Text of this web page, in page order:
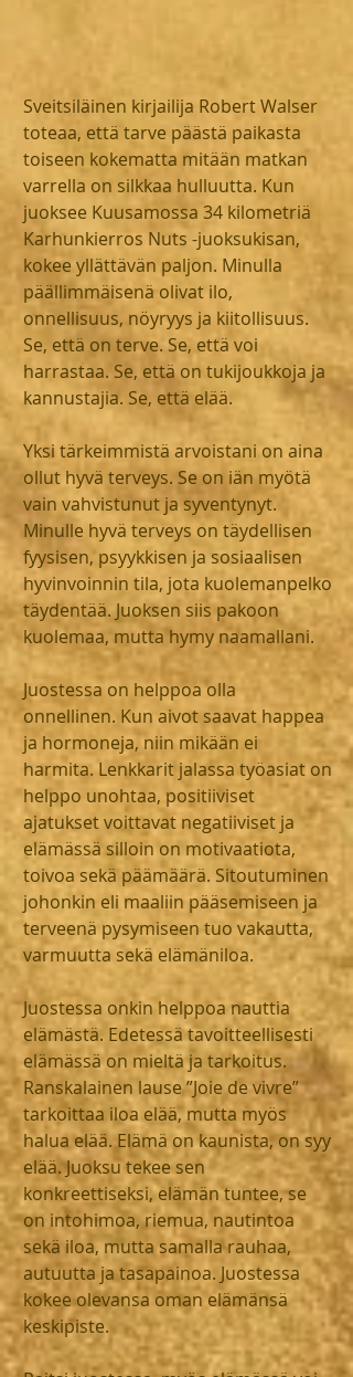
Sveitsiläinen kirjailija Robert Walser
toteaa, että tarve päästä paikasta
toiseen kokematta mitään matkan
varrella on silkkaa hulluutta. Kun
juoksee Kuusamossa 34 kilometriä
Karhunkierros Nuts -juoksukisan,
kokee yllättävän paljon. Minulla
päällimmäisenä olivat ilo,
onnellisuus, nöyryys ja kiitollisuus.
Se, että on terve. Se, että voi
harrastaa. Se, että on tukijoukkoja ja
kannustajia. Se, että elää.
Yksi tärkeimmistä arvoistani on aina
ollut hyvä terveys. Se on iän myötä
vain vahvistunut ja syventynyt.
Minulle hyvä terveys on täydellisen
fyysisen, psyykkisen ja sosiaalisen
hyvinvoinnin tila, jota kuolemanpelko
täydentää. Juoksen siis pakoon
kuolemaa, mutta hymy naamallani.
Juostessa on helppoa olla
onnellinen. Kun aivot saavat happea
ja hormoneja, niin mikään ei
harmita. Lenkkarit jalassa työasiat on
helppo unohtaa, positiiviset
ajatukset voittavat negatiiviset ja
elämässä silloin on motivaatiota,
toivoa sekä päämäärä. Sitoutuminen
johonkin eli maaliin pääsemiseen ja
terveenä pysymiseen tuo vakautta,
varmuutta sekä elämäniloa.
Juostessa onkin helppoa nauttia
elämästä. Edetessä tavoitteellisesti
elämässä on mieltä ja tarkoitus.
Ranskalainen lause ”Joie de vivre”
tarkoittaa iloa elää, mutta myös
halua elää. Elämä on kaunista, on syy
elää. Juoksu tekee sen
konkreettiseksi, elämän tuntee, se
on intohimoa, riemua, nautintoa
sekä iloa, mutta samalla rauhaa,
autuutta ja tasapainoa. Juostessa
kokee olevansa oman elämänsä
keskipiste.